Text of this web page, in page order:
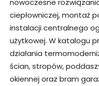
nowoczesne
ciepłowniczej, montaż
instalacji centralnego
użytkowej. W katalogu
działania
ścian, stropów,
okiennej oraz bram